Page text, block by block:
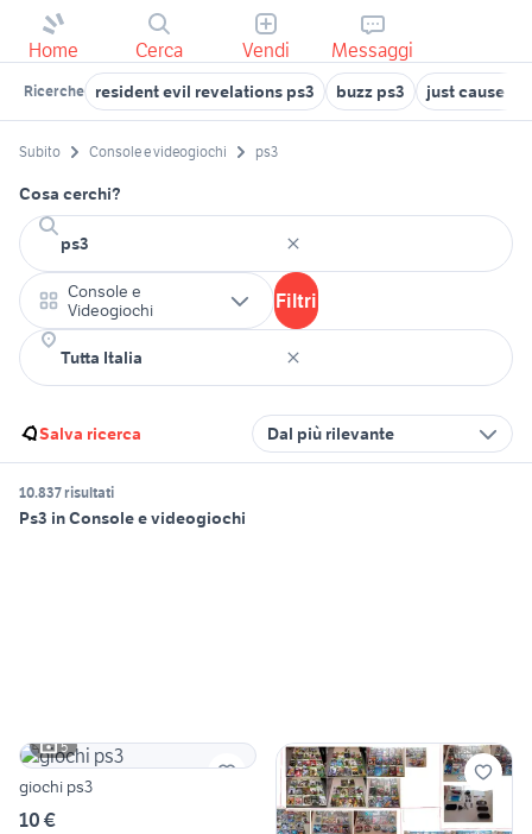
Home Cerca Vendi Messaggi
Ricerche resident evil revelations ps3 buzz ps3 just cause 2
Subito Console e videogiochi ps3
Cosa cerchi?
Console e
Videogiochi
Filtri
Salva ricerca Dal più rilevante
10.837 risultati
Ps3 in Console e videogiochi
5
giochi ps3
10 €